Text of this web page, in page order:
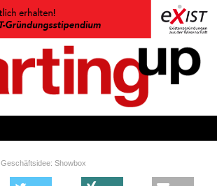
Geschäftsidee: Showbox